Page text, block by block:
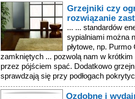
Grzejniki czy
rozwiązanie
... ... standardów
sypialniami można
płytowe, np.
zamkniętych ... pozwolą nam w
przez pójściem spać. Dodatkowo
sprawdzają się przy podłogach
Ozdobne i